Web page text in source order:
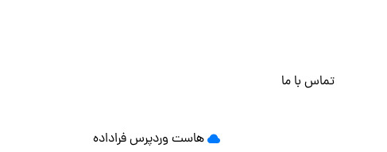
تماس با ما
هاست وردپرسفراداده